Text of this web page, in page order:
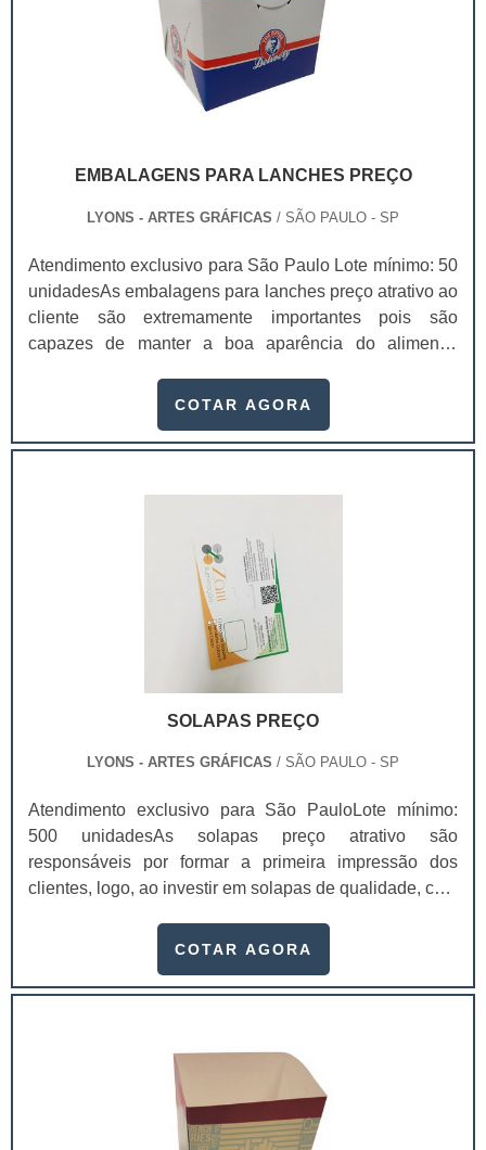
EMBALAGENS PARA LANCHES PREÇO
LYONS - ARTES GRÁFICAS / SÃO PAULO - SP
Atendimento exclusivo para São Paulo Lote mínimo: 50
unidadesAs embalagens para lanches preço atrativo ao
cliente são extremamente importantes pois são
capazes de manter a boa aparência do alimento,
empresas que trabalham com delivery, fazer uso de
produto chegará intacto nas mãos do consumidor e
também pode oferecer uma maior proteção par.
COTAR AGORA
SOLAPAS PREÇO
LYONS - ARTES GRÁFICAS / SÃO PAULO - SP
Atendimento exclusivo para São PauloLote mínimo:
500 unidadesAs solapas preço atrativo são
responsáveis por formar a primeira impressão dos
clientes, logo, ao investir em solapas de qualidade, com
inclusive, as possibilidades de venda, visto que os
material. Com as solapas, conhecidas também como
para a empresa, as vendas podem ser alavancadas.As
solapas são extremamente práticas e funcionais para
prender qualquer produto e deixá-los em uma melhor
COTAR AGORA